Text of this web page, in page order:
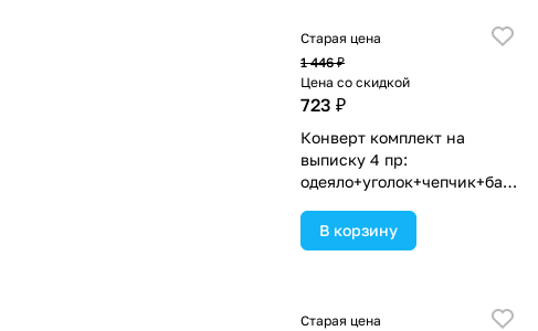
Старая цена
1 446 ₽
Цена со скидкой
723 ₽
Конверт комплект на
выписку 4 пр:
одеяло+уголок+чепчик+бант
ассортименте.
В корзину
Старая цена